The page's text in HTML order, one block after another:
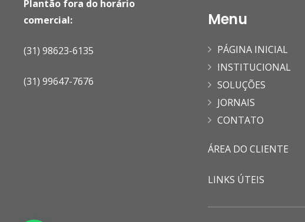
Plantão fora do horário
comercial:
(31) 98623-6135
(31) 99647-7676
Menu
PÁGINA INICIAL
INSTITUCIONAL
SOLUÇÕES
JORNAIS
CONTATO
ÁREA DO CLIENTE
LINKS ÚTEIS